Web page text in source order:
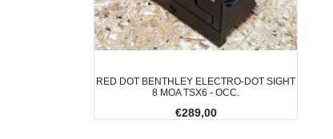
RED DOT BENTHLEY ELECTRO-DOT SIGHT
8 MOA TSX6 - OCC.
€289,00